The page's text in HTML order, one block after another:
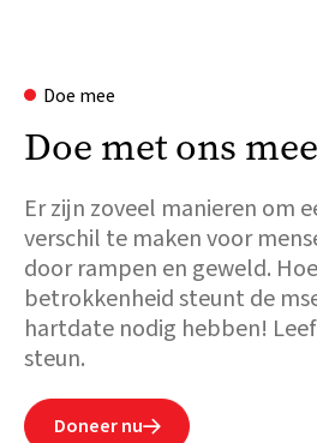
Doe mee
Doe met ons mee
Er zijn zoveel manieren om
verschil te maken voor
door rampen en geweld.
betrokkenheid steunt de
hartdate nodig hebben!
steun.
Doneer nu